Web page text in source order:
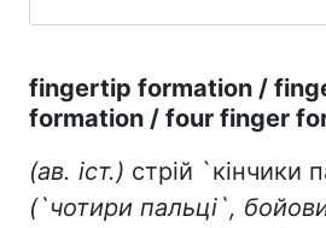
fingertip formation /
formation / four finger
(ав. іст.) стрій `кінчики
(`чотири пальці`,